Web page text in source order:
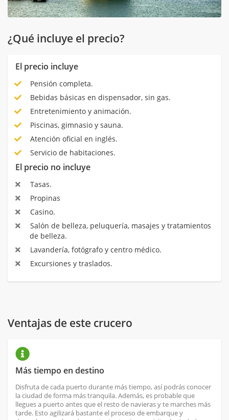
¿Qué incluye el precio?
El precio incluye
Pensión completa.
Bebidas básicas en dispensador, sin gas.
Entretenimiento y animación.
Piscinas, gimnasio y sauna.
Atención oficial en inglés.
Servicio de habitaciones.
El precio no incluye
Tasas.
Propinas
Casino.
Salón de belleza, peluquería, masajes y tratamientos
de belleza.
Lavandería, fotógrafo y centro médico.
Excursiones y traslados.
Ventajas de este crucero
Más tiempo en destino
Disfruta de cada puerto durante más tiempo, así podrás conocer
la ciudad de forma más tranquila. Además, es probable que
llegues a puerto antes que el resto de navieras y te marches más
tarde. Esto agilizará bastante el proceso de embarque y